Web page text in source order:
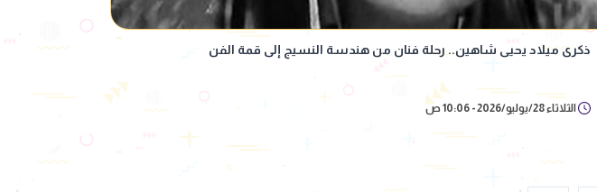
ذكرى ميلاد يحيى شاهين.. رحلة فنان من هندسة النسيج إلى قمة الفن
الثلاثاء 28/يوليو/2026 - 10:06 ص